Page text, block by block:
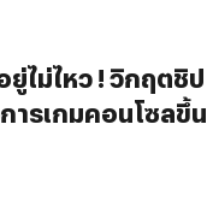
ยู่ไม่ไหว ! วิกฤตชิป
ารเกมคอนโซลขึ้น